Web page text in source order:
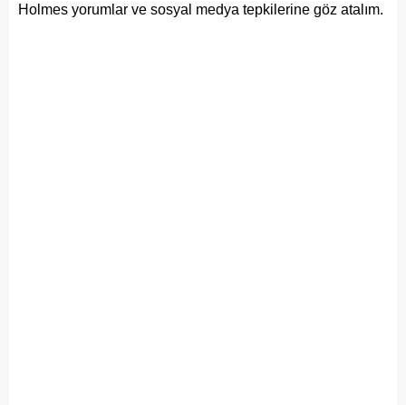
Holmes yorumlar ve sosyal medya tepkilerine göz atalım.